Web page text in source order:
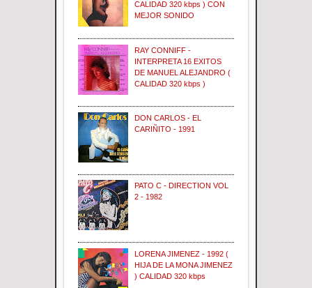
CALIDAD 320 kbps ) CON
MEJOR SONIDO
RAY CONNIFF -
INTERPRETA 16 EXITOS
DE MANUEL ALEJANDRO (
CALIDAD 320 kbps )
DON CARLOS - EL
CARIÑITO - 1991
PATO C - DIRECTION VOL
2 - 1982
LORENA JIMENEZ - 1992 (
HIJA DE LA MONA JIMENEZ
) CALIDAD 320 kbps